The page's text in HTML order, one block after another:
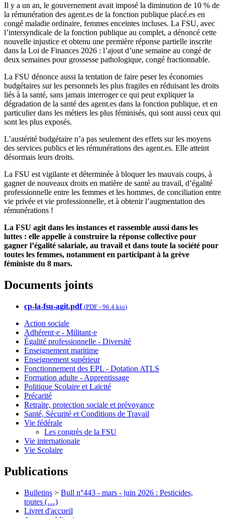
Il y a un an, le gouvernement avait imposé la diminution de 10 % de
la rémunération des agent.es de la fonction publique placé.es en
congé maladie ordinaire, femmes enceintes incluses. La FSU, avec
l’intersyndicale de la fonction publique au complet, a dénoncé cette
nouvelle injustice et obtenu une première réponse partielle inscrite
dans la Loi de Finances 2026 : l’ajout d’une semaine au congé de
deux semaines pour grossesse pathologique, congé fractionnable.
La FSU dénonce aussi la tentation de faire peser les économies
budgétaires sur les personnels les plus fragiles en réduisant les droits
liés à la santé, sans jamais interroger ce qui peut expliquer la
dégradation de la santé des agent.es dans la fonction publique, et en
particulier dans les métiers les plus féminisés, qui sont aussi ceux qui
sont les plus exposés.
L’austérité budgétaire n’a pas seulement des effets sur les moyens
des services publics et les rémunérations des agent.es. Elle atteint
désormais leurs droits.
La FSU est vigilante et déterminée à bloquer les mauvais coups, à
gagner de nouveaux droits en matière de santé au travail, d’égalité
professionnelle entre les femmes et les hommes, de conciliation entre
vie privée et vie professionnelle, et à obtenir l’augmentation des
rémunérations !
La FSU agit dans les instances et rassemble aussi dans les
luttes : elle appelle à construire la réponse collective pour
gagner l’égalité salariale, au travail et dans toute la société pour
toutes les femmes, notamment en participant à la grève
féministe du 8 mars.
Documents joints
cp-la-fsu-agit.pdf (PDF - 96.4 kio)
Action sociale
Adhérent·e - Militant·e
Égalité professionnelle - Diversité
Enseignement maritime
Enseignement supérieur
Fonctionnement des EPL - Dotation ATLS
Formation adulte - Apprentissage
Politique Scolaire et Laïcité
Précarité
Retraite, protection sociale et prévoyance
Santé, Sécurité et Conditions de Travail
Vie fédérale
Les congrès de la FSU
Vie internationale
Vie Scolaire
Publications
Bulletins > Bull n°443 - mars - juin 2026 : Pesticides,
toutes (…)
Livret d'accueil